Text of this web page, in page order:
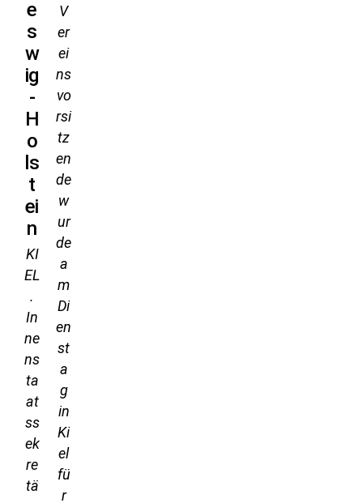
e
s
w
ig
-
H
o
ls
t
ei
n
KI
EL
.
In
ne
ns
ta
at
ss
ek
re
tä
V
er
ei
ns
vo
rsi
tz
en
de
w
ur
de
a
m
Di
en
st
a
g
in
Ki
el
fü
r